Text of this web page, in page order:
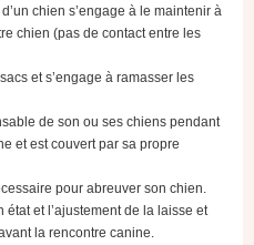
chien s’engage à le maintenir à
chien (pas de contact entre les
et s’engage à ramasser les
de son ou ses chiens pendant
et est couvert par sa propre
pour abreuver son chien.
et l’ajustement de la laisse et
la rencontre canine.